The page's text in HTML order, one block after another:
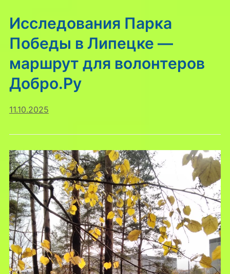
Исследования Парка
Победы в Липецке —
маршрут для волонтеров
Добро.Ру
11.10.2025